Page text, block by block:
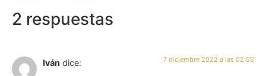
2 respuestas
Iván dice: 7 diciembre 2022 a las 02:55